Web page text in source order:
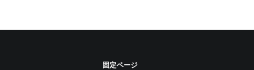
固定ページ